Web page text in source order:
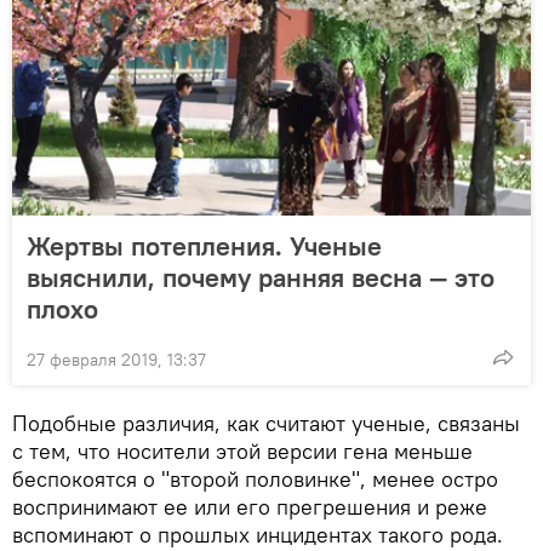
Жертвы потепления. Ученые
выяснили, почему ранняя весна — это
плохо
27 февраля 2019, 13:37
Подобные различия, как считают ученые, связаны
с тем, что носители этой версии гена меньше
беспокоятся о "второй половинке", менее остро
воспринимают ее или его прегрешения и реже
вспоминают о прошлых инцидентах такого рода.